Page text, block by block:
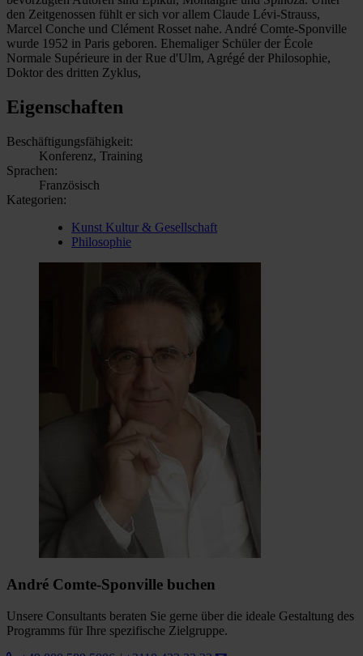
den Zeitgenossen fühlt er sich vor allem Claude Lévi-Strauss,
Marcel Conche und Clément Rosset nahe. André Comte-Sponville
wurde 1952 in Paris geboren. Ehemaliger Schüler der École
Normale Supérieure in der Rue d'Ulm, Agrégé der Philosophie,
Doktor des dritten Zyklus,
Eigenschaften
Beschäftigungsfähigkeit:
Konferenz, Training
Sprachen:
Französisch
Kategorien:
Kunst Kultur & Gesellschaft
Philosophie
André Comte-Sponville buchen
Unsere Consultants beraten Sie gerne über die ideale Gestaltung des
Programms für Ihre spezifische Zielgruppe.